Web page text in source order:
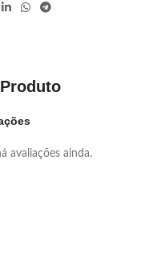
avaliações ainda.